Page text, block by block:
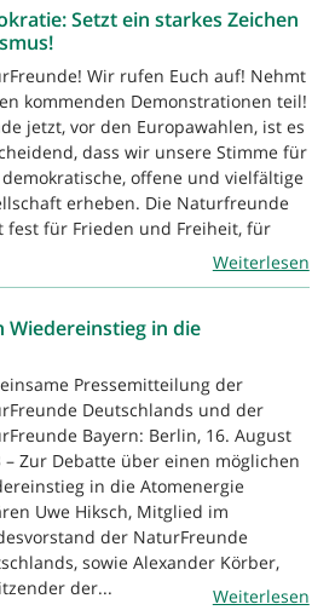
Setzt ein starkes Zeichen
Wir rufen Euch auf! Nehmt
kommenden Demonstrationen teil!
jetzt, vor den Europawahlen, ist es
dass wir unsere Stimme für
offene und vielfältige
erheben. Die Naturfreunde
fest für Frieden und Freiheit, für
Weiterlesen
in die
Pressemitteilung der
Deutschlands und der
Bayern: Berlin, 16. August
– Zur Debatte über einen möglichen
in die Atomenergie
Uwe Hiksch, Mitglied im
der NaturFreunde
sowie Alexander Körber,
der...
Weiterlesen